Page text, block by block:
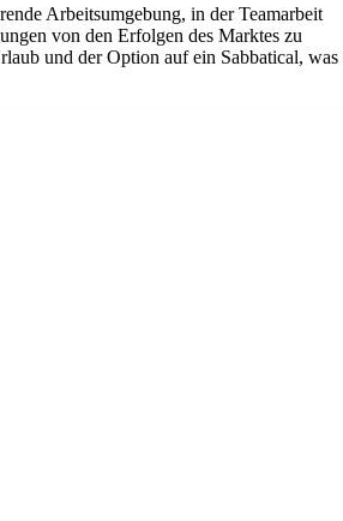
Arbeitsumgebung, in der Teamarbeit
von den Erfolgen des Marktes zu
und der Option auf ein Sabbatical, was